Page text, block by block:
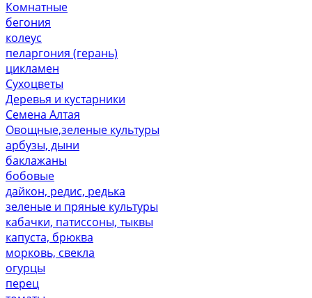
Комнатные
бегония
колеус
пеларгония (герань)
цикламен
Сухоцветы
Деревья и кустарники
Семена Алтая
Овощные,зеленые культуры
арбузы, дыни
баклажаны
бобовые
дайкон, редис, редька
зеленые и пряные культуры
кабачки, патиссоны, тыквы
капуста, брюква
морковь, свекла
огурцы
перец